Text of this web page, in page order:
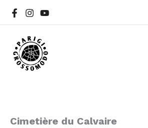
Cimetière du Calvaire